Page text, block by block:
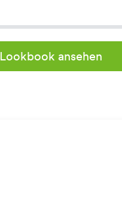
Lookbook ansehen